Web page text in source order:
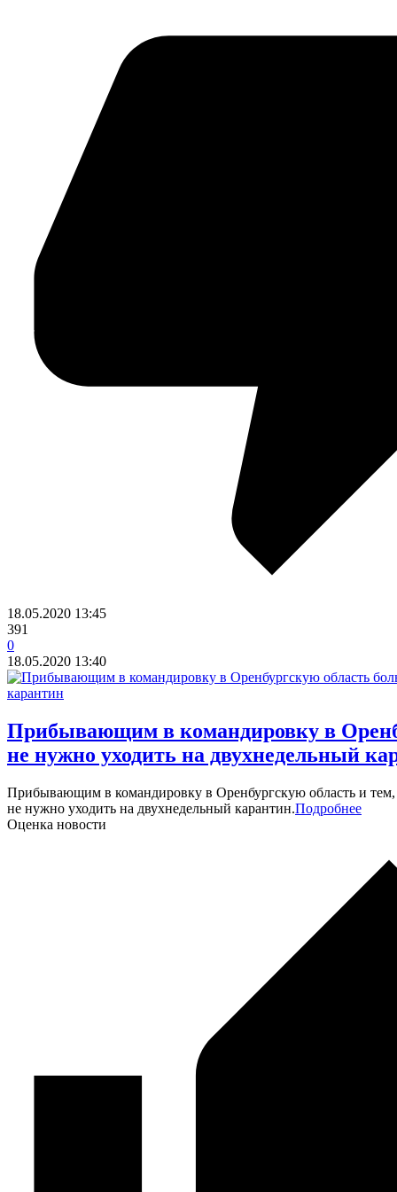
18.05.2020 13:45
391
0
18.05.2020 13:40
​Прибывающим в командировку в
не нужно уходить на двухнедельный
Прибывающим в командировку в Оренбургскую область и тем,
не нужно уходить на двухнедельный карантин.Подробнее
Оценка новости